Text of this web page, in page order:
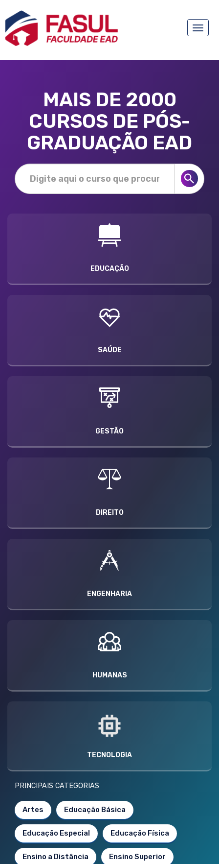
Toggle
MAIS DE 2000
CURSOS DE PÓS-
GRADUAÇÃO EAD
EDUCAÇÃO
SAÚDE
GESTÃO
DIREITO
ENGENHARIA
HUMANAS
TECNOLOGIA
PRINCIPAIS CATEGORIAS
Artes Educação Básica
Educação Especial Educação Física
Ensino a Distância Ensino Superior